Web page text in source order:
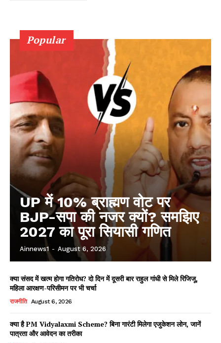
Popular
UP में 10% ब्राह्मण वोट पर
BJP-सपा की नजर क्यों? समझिए
2027 का पूरा सियासी गणित
Ainnews1 - August 6, 2026
क्या संसद में खत्म होगा गतिरोध? दो दिन में दूसरी बार राहुल गांधी से मिले रिजिजू,
महिला आरक्षण-परिसीमन पर भी चर्चा
राजनीति August 6, 2026
क्या है PM Vidyalaxmi Scheme? बिना गारंटी मिलेगा एजुकेशन लोन, जानें
पात्रता और आवेदन का तरीका